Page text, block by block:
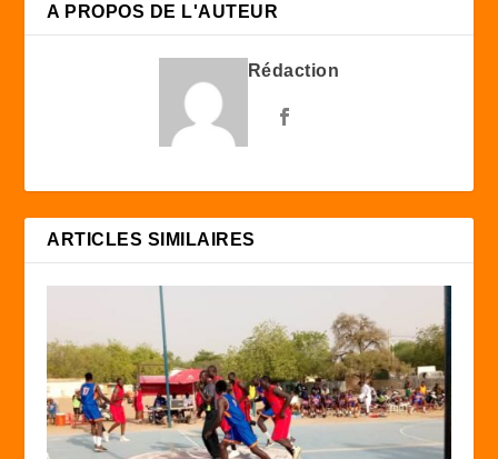
A PROPOS DE L'AUTEUR
Rédaction
ARTICLES SIMILAIRES